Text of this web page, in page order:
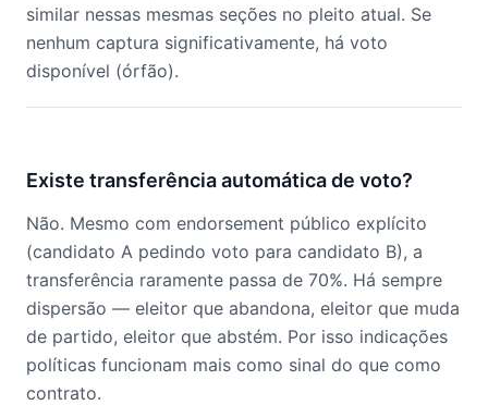
similar nessas mesmas seções no pleito atual. Se
nenhum captura significativamente, há voto
disponível (órfão).
Existe transferência automática de voto?
Não. Mesmo com endorsement público explícito
(candidato A pedindo voto para candidato B), a
transferência raramente passa de 70%. Há sempre
dispersão — eleitor que abandona, eleitor que muda
de partido, eleitor que abstém. Por isso indicações
políticas funcionam mais como sinal do que como
contrato.